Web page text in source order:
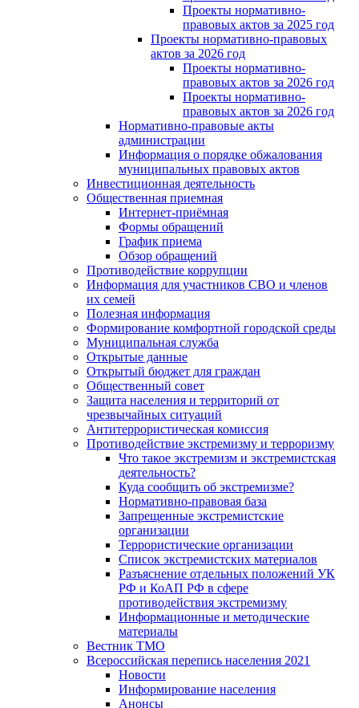
Проекты нормативно-
правовых актов за 2025 год
Проекты нормативно-правовых
актов за 2026 год
Проекты нормативно-
правовых актов за 2026 год
Проекты нормативно-
правовых актов за 2026 год
Нормативно-правовые акты
администрации
Информация о порядке обжалования
муниципальных правовых актов
Инвестиционная деятельность
Общественная приемная
Интернет-приёмная
Формы обращений
График приема
Обзор обращений
Противодействие коррупции
Информация для участников СВО и членов
их семей
Полезная информация
Формирование комфортной городской среды
Муниципальная служба
Открытые данные
Открытый бюджет для граждан
Общественный совет
Защита населения и территорий от
чрезвычайных ситуаций
Антитеррористическая комиссия
Противодействие экстремизму и терроризму
Что такое экстремизм и экстремистская
деятельность?
Куда сообщить об экстремизме?
Нормативно-правовая база
Запрещенные экстремистские
организации
Террористические организации
Список экстремистских материалов
Разъяснение отдельных положений УК
РФ и КоАП РФ в сфере
противодействия экстремизму
Информационные и методические
материалы
Вестник ТМО
Всероссийская перепись населения 2021
Новости
Информирование населения
Анонсы